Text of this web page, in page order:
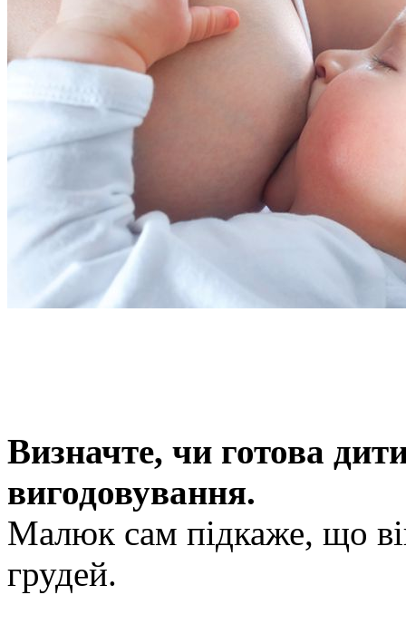
Визначте, чи готова
вигодовування.
Малюк сам підкаже, що
грудей.